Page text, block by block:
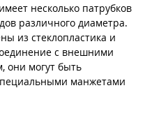
несколько патрубков
различного диаметра.
из стеклопластика и
с внешними
они могут быть
манжетами